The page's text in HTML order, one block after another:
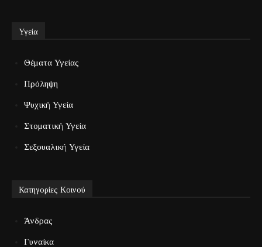
Υγεία
Θέματα Υγείας
Πρόληψη
Ψυχική Υγεία
Στοματική Υγεία
Σεξουαλική Υγεία
Κατηγορίες Κοινού
Άνδρας
Γυναίκα